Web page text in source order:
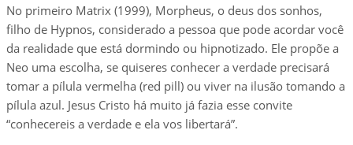
No primeiro Matrix (1999), Morpheus, o deus dos sonhos,
filho de Hypnos, considerado a pessoa que pode acordar você
da realidade que está dormindo ou hipnotizado. Ele propõe a
Neo uma escolha, se quiseres conhecer a verdade precisará
tomar a pílula vermelha (red pill) ou viver na ilusão tomando a
pílula azul. Jesus Cristo há muito já fazia esse convite
“conhecereis a verdade e ela vos libertará”.